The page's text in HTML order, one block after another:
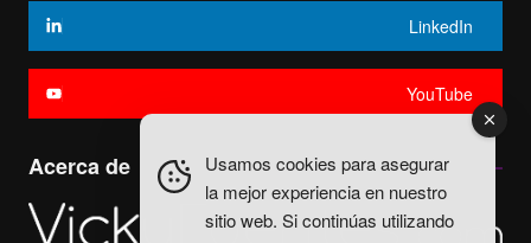
LinkedIn
YouTube
Acerca de
Usamos cookies para asegurar
la mejor experiencia en nuestro
sitio web. Si continúas utilizando